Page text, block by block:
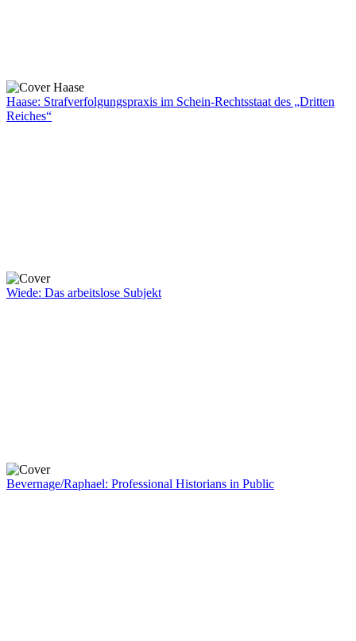
Haase: Strafverfolgungspraxis im Schein-Rechtsstaat des „Dritten
Reiches“
Wiede: Das arbeitslose Subjekt
Bevernage/Raphael: Professional Historians in Public